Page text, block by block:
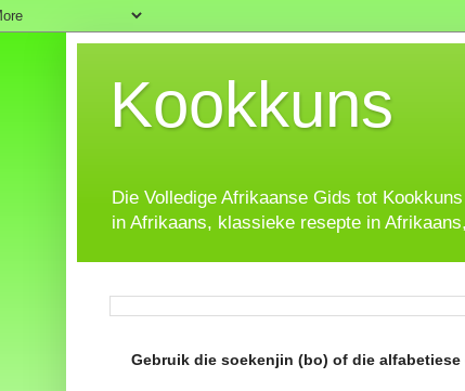
Kookkuns
Die Volledige Afrikaanse Gids tot
in Afrikaans, klassieke resepte in
Gebruik die soekenjin (bo) of die